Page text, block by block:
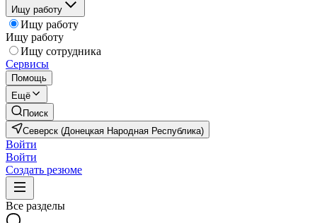
Ищу работу
Ищу работу
Ищу работу
Ищу сотрудника
Сервисы
Помощь
Ещё
Поиск
Северск (Донецкая Народная Республика)
Войти
Войти
Создать резюме
Все разделы